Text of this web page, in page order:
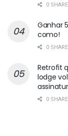
0
Ganhar
como!
0
Retrofit
lodge
0